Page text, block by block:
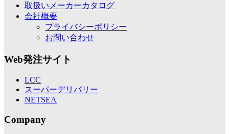
取扱いメーカーカタログ
会社概要
プライバシーポリシー
お問い合わせ
Web発注サイト
LCC
スーパーデリバリー
NETSEA
Company